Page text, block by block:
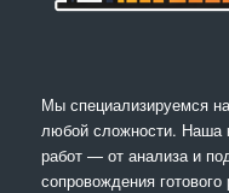
Мы специализируемся
любой сложности. Наша
работ — от анализа и
сопровождения